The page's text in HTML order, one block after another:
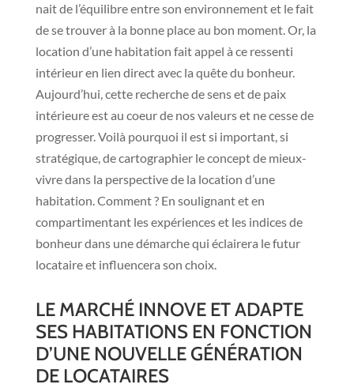
nait de l’équilibre entre son environnement et le fait
de se trouver à la bonne place au bon moment. Or, la
location d’une habitation fait appel à ce ressenti
intérieur en lien direct avec la quête du bonheur.
Aujourd’hui, cette recherche de sens et de paix
intérieure est au coeur de nos valeurs et ne cesse de
progresser. Voilà pourquoi il est si important, si
stratégique, de cartographier le concept de mieux-
vivre dans la perspective de la location d’une
habitation. Comment ? En soulignant et en
compartimentant les expériences et les indices de
bonheur dans une démarche qui éclairera le futur
locataire et influencera son choix.
LE MARCHÉ INNOVE ET ADAPTE
SES HABITATIONS EN FONCTION
D’UNE NOUVELLE GÉNÉRATION
DE LOCATAIRES